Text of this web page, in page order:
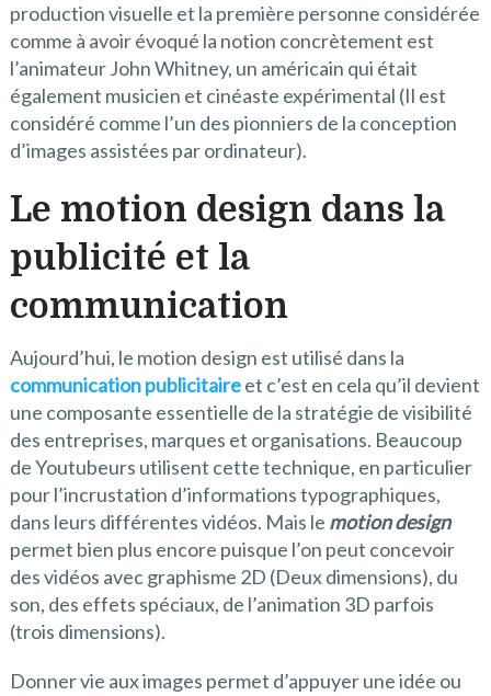
production visuelle et la première personne considérée
comme à avoir évoqué la notion concrètement est
l’animateur John Whitney, un américain qui était
également musicien et cinéaste expérimental (Il est
considéré comme l’un des pionniers de la conception
d’images assistées par ordinateur).
Le motion design dans la
publicité et la
communication
Aujourd’hui, le motion design est utilisé dans la
communication publicitaireet c’est en cela qu’il devient
une composante essentielle de la stratégie de visibilité
des entreprises, marques et organisations. Beaucoup
de Youtubeurs utilisent cette technique, en particulier
pour l’incrustation d’informations typographiques,
dans leurs différentes vidéos. Mais le motion design
permet bien plus encore puisque l’on peut concevoir
des vidéos avec graphisme 2D (Deux dimensions), du
son, des effets spéciaux, de l’animation 3D parfois
(trois dimensions).
Donner vie aux images permet d’appuyer une idée ou